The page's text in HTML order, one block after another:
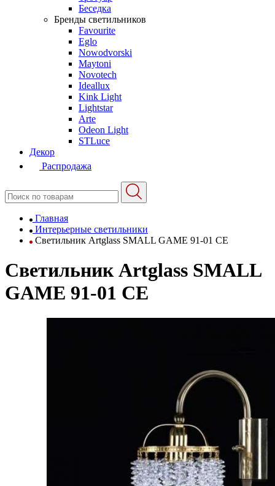
Беседка
Бренды светильников
Favourite
Eglo
Nowodvorski
Maytoni
Novotech
Ideallux
Kink Light
Lightstar
Arte
Odeon Light
STLuce
Декор
Распродажа
Главная
Интерьерные светильники
Светильник Artglass SMALL GAME 91-01 CE
Светильник Artglass SMALL
GAME 91-01 CE